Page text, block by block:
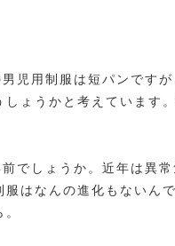
児用制服は短パンです
ょうかと考えています
でしょうか。近年は異
はなんの進化もないん